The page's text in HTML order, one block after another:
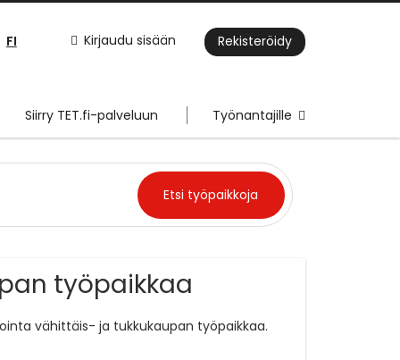
Kirjaudu sisään Rekisteröidy
FI
Siirry TET.fi-palveluun Työnantajille
työpaikkaa
vähittäis- ja tukkukaupan työpaikkaa.